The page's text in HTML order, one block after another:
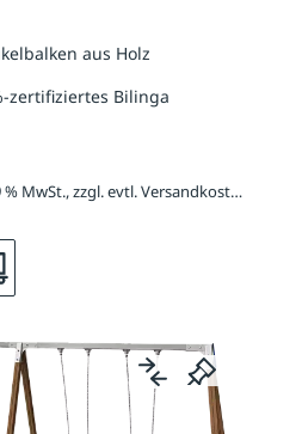
aus Holz
zertifiziertes Bilinga
4.491,06 € / Stück inkl. 19 % MwSt., zzgl. evtl. Versandkosten